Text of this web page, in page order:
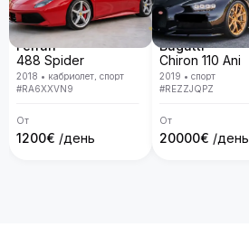
Ferrari
488 Spider
2018 • кабриолет, спорт
#RA6XXVN9
От
1200€ /день
Bugatti
Chiron 110 Ani
2019 • спорт
#REZZJQPZ
От
20000€ /день